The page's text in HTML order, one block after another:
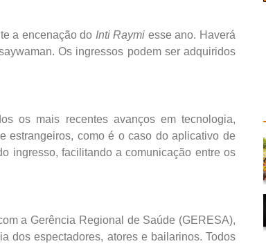
a encenação do Inti Raymi esse ano. Haverá
Os ingressos podem ser adquiridos
os mais recentes avanços em tecnologia,
estrangeiros, como é o caso do aplicativo de
ingresso, facilitando a comunicação entre os
a Gerência Regional de Saúde (GERESA),
dos espectadores, atores e bailarinos. Todos